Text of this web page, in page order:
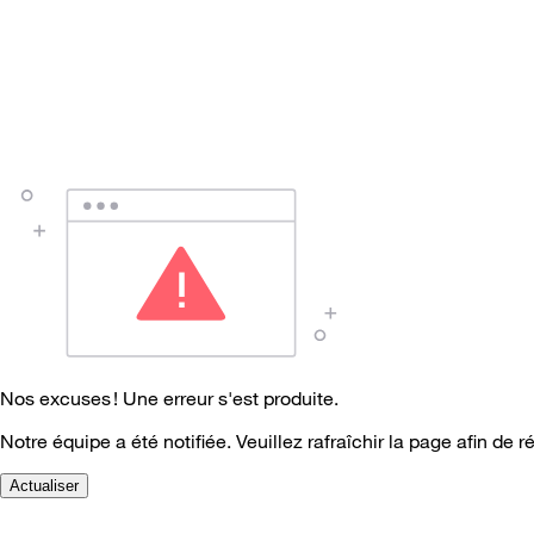
Nos excuses ! Une erreur s'est produite.
Notre équipe a été notifiée. Veuillez rafraîchir la page afin de
Actualiser